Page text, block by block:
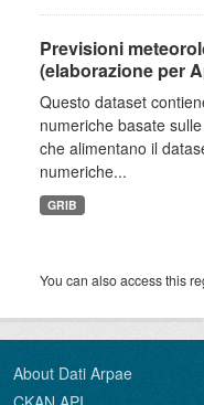
Previsioni
(elaborazione per
Questo dataset
numeriche basate
che alimentano il
numeriche...
GRIB
You can also access this
About Dati Arpae